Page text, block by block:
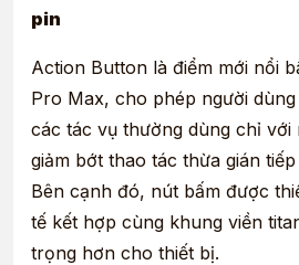
pin
Action Button là điểm mới nổi
Pro Max, cho phép người
các tác vụ thường dùng chỉ với
giảm bớt thao tác thừa gián
Bên cạnh đó, nút bấm được
tế kết hợp cùng khung viền
trọng hơn cho thiết bị.